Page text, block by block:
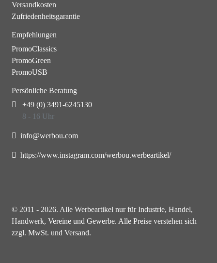
Versandkosten
Zufriedenheitsgarantie
Empfehlungen
PromoClassics
PromoGreen
PromoUSB
Persönliche Beratung
+49 (0) 3491-6245130
8 - 16 Uhr
info@werbou.com
https://www.instagram.com/werbou.werbeartikel/
© 2011 - 2026. Alle Werbeartikel nur für Industrie, Handel,
Handwerk, Vereine und Gewerbe. Alle Preise verstehen sich
zzgl. MwSt. und Versand.